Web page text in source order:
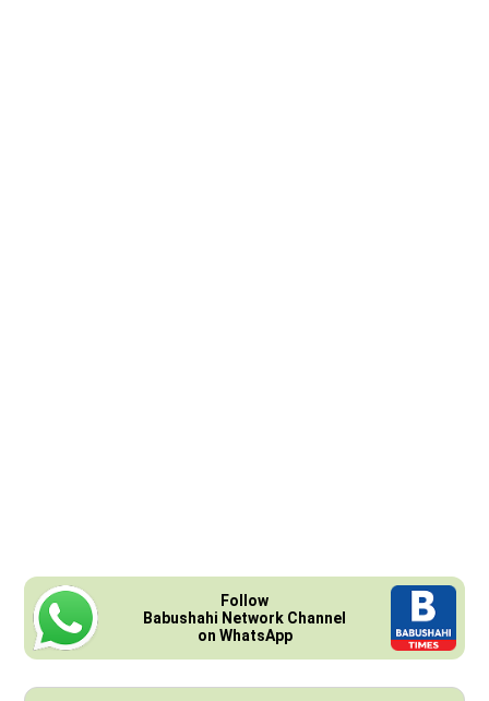
Follow
Babushahi Network Channel
on WhatsApp